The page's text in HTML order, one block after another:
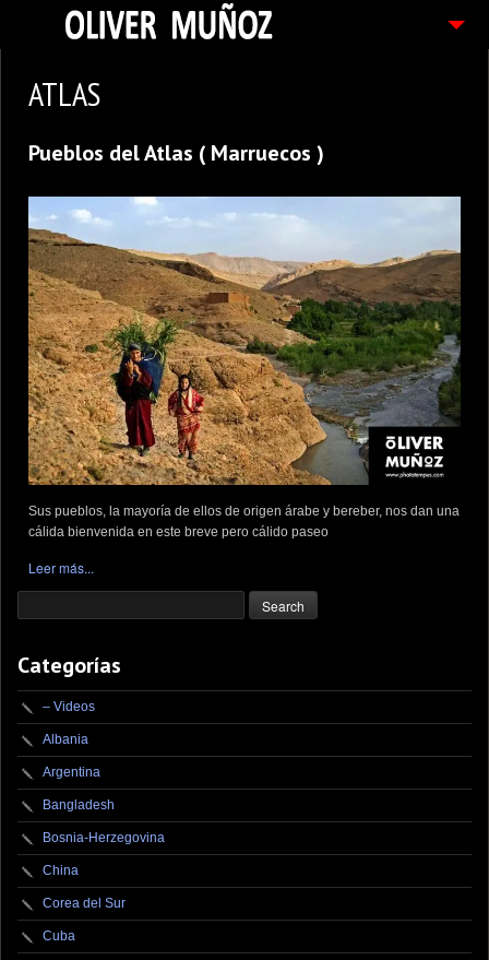
FOTOGRAFIAS
CONTACTO
ATLAS
Pueblos del Atlas ( Marruecos )
Sus pueblos, la mayoría de ellos de origen árabe y bereber, nos dan una
cálida bienvenida en este breve pero cálido paseo
Leer más...
Categorías
– Videos
Albania
Argentina
Bangladesh
Bosnia-Herzegovina
China
Corea del Sur
Cuba